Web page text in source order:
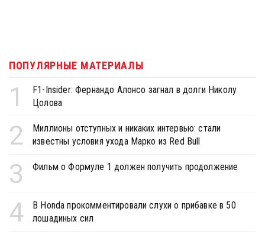
ПОПУЛЯРНЫЕ МАТЕРИАЛЫ
1
F1-Insider: Фернандо Алонсо загнал в долги Николу
Цолова
2
Миллионы отступных и никаких интервью: стали
известны условия ухода Марко из Red Bull
3 Фильм о Формуле 1 должен получить продолжение
4
В Honda прокомментировали слухи о прибавке в 50
лошадиных сил